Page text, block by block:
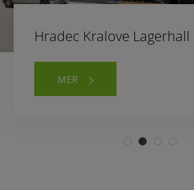
Belęcin Lagerhall
MER
Hradec Kralove Lagerhall
MER
Godętowo Lagerhall
MER
Katowice Lagerhall
MER